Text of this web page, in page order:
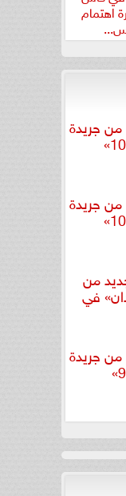
اهتمام
من جريدة
من جريدة
من
في
من جريدة